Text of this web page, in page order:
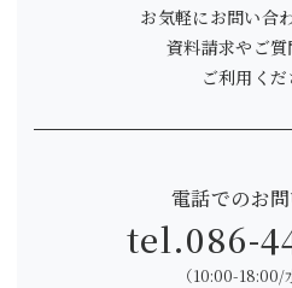
お気軽にお問い合
資料請求やご質
ご利用くだ
電話でのお
tel.086-
（10:00-18:00/